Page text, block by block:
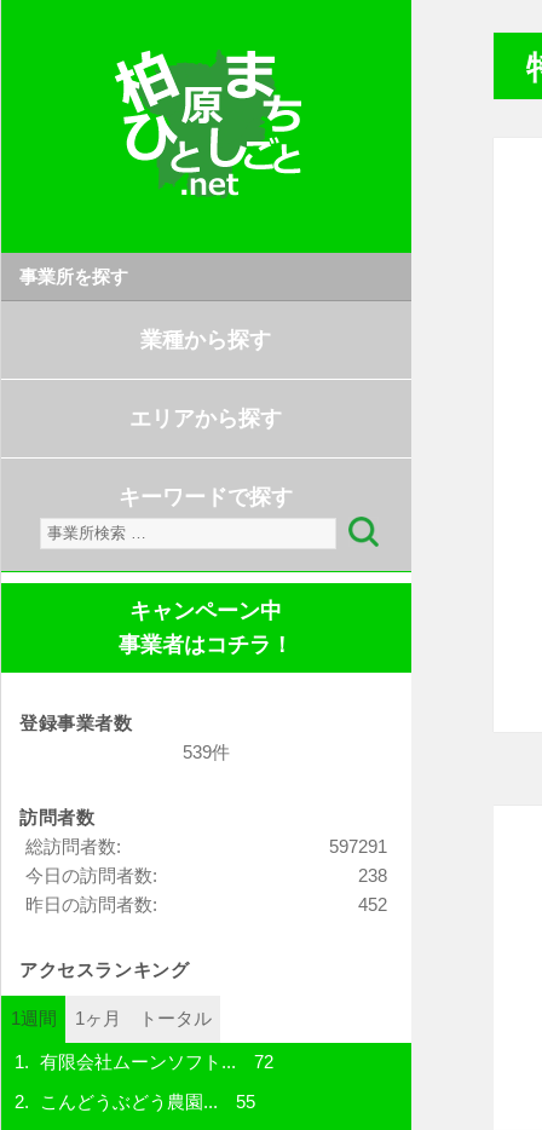
事業所を探す
業種から探す
エリアから探す
キーワードで探す
検
索:
キャンペーン中
事業者はコチラ！
登録事業者数
539件
訪問者数
597291
総訪問者数:
238
今日の訪問者数:
452
昨日の訪問者数:
アクセスランキング
1週間 1ヶ月 トータル
有限会社ムーンソフト... 72
こんどうぶどう農園... 55